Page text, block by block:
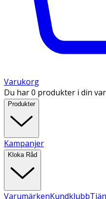
Varukorg
Du har 0 produkter i din
Produkter
Kampanjer
Kloka Råd
VarumärkenKundklubb